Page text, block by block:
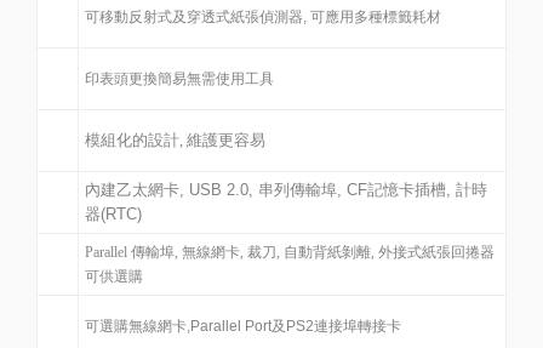
可移動反射式及穿透式紙張偵測器, 可應用多種標籤耗材
印表頭更換簡易無需使用工具
模組化的設計, 維護更容易
內建乙太網卡, USB 2.0, 串列傳輸埠, CF記憶卡插槽, 計時
器(RTC)
Parallel 傳輸埠, 無線網卡, 裁刀 , 自動背紙剝離, 外接式紙張回捲器
可供選購
可選購無線網卡,Parallel Port及PS2連接埠轉接卡